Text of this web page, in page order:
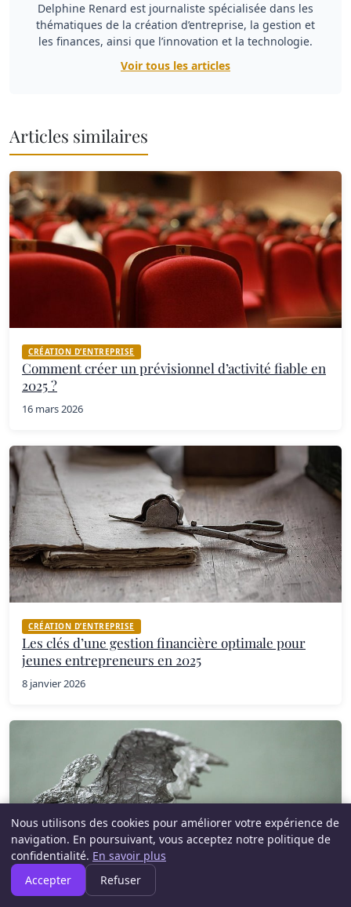
Delphine Renard est journaliste spécialisée dans les
thématiques de la création d’entreprise, la gestion et
les finances, ainsi que l’innovation et la technologie.
Voir tous les articles
Articles similaires
CRÉATION D’ENTREPRISE
Comment créer un prévisionnel d’activité fiable en
2025 ?
16 mars 2026
CRÉATION D’ENTREPRISE
Les clés d’une gestion financière optimale pour
jeunes entrepreneurs en 2025
8 janvier 2026
Nous utilisons des cookies pour améliorer votre expérience de
navigation. En poursuivant, vous acceptez notre politique de
confidentialité. En savoir plus
Accepter
Refuser